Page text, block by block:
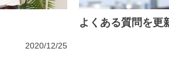
2020/12/25
よくある質問を更